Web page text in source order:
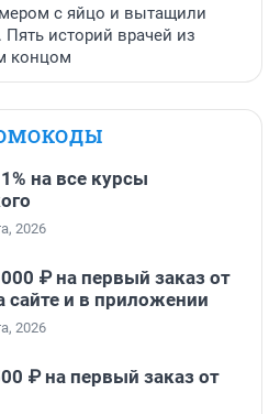
с яйцо и вытащили
Пять историй врачей из
концом
на все курсы
2026
₽ на первый заказ от
сайте и в приложении
2026
₽ на первый заказ от